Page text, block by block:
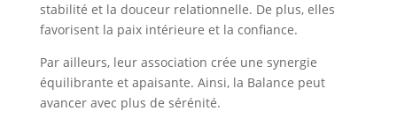
stabilité et la douceur relationnelle. De plus, elles
favorisent la paix intérieure et la confiance.
Par ailleurs, leur association crée une synergie
équilibrante et apaisante. Ainsi, la Balance peut
avancer avec plus de sérénité.